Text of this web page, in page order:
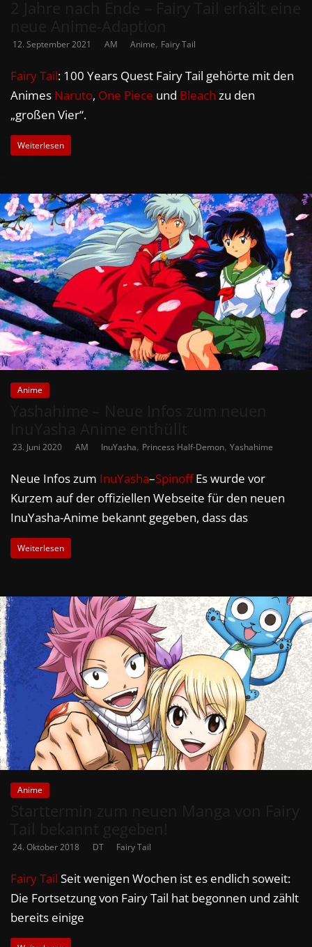
12. September 2021 AM Anime, Fairy Tail
Fairy Tail: 100 Years Quest Fairy Tail gehörte mit den
Animes Naruto, One Piece und Bleach zu den
„großen Vier“.
Weiterlesen
Anime
23. Juni 2020 AM InuYasha, Princess Half-Demon, Yashahime
Neue Infos zum InuYasha–SpinoffEs wurde vor
Kurzem auf der offiziellen Webseite für den neuen
InuYasha-Anime bekannt gegeben, dass das
Weiterlesen
Anime
24. Oktober 2018 DT Fairy Tail
Fairy Tail Seit wenigen Wochen ist es endlich soweit:
Die Fortsetzung von Fairy Tail hat begonnen und zählt
bereits einige